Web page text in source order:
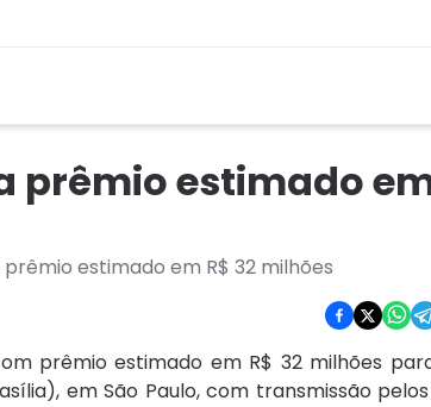
prêmio estimado
estimado em R$ 32 milhões
prêmio estimado em R$ 32 milhões
em São Paulo, com transmissão